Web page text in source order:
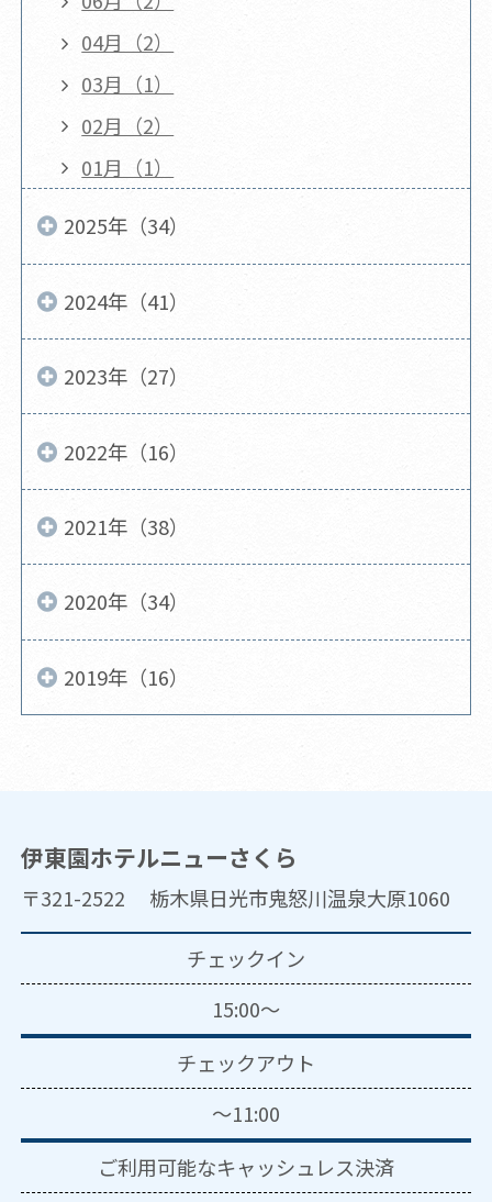
04月（2）
03月（1）
02月（2）
01月（1）
2025年（34）
2024年（41）
2023年（27）
2022年（16）
2021年（38）
2020年（34）
2019年（16）
伊東園ホテルニューさくら
〒321-2522 栃木県日光市鬼怒川温泉大原1060
チェックイン
15:00～
チェックアウト
～11:00
ご利用可能なキャッシュレス決済